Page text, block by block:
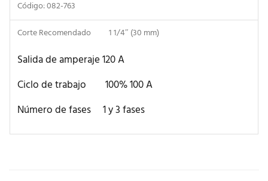
Código: 082-763
Corte Recomendado 1 1/4″ (30 mm)
Salida de amperaje 120 A
Ciclo de trabajo 100% 100 A
Número de fases 1 y 3 fases